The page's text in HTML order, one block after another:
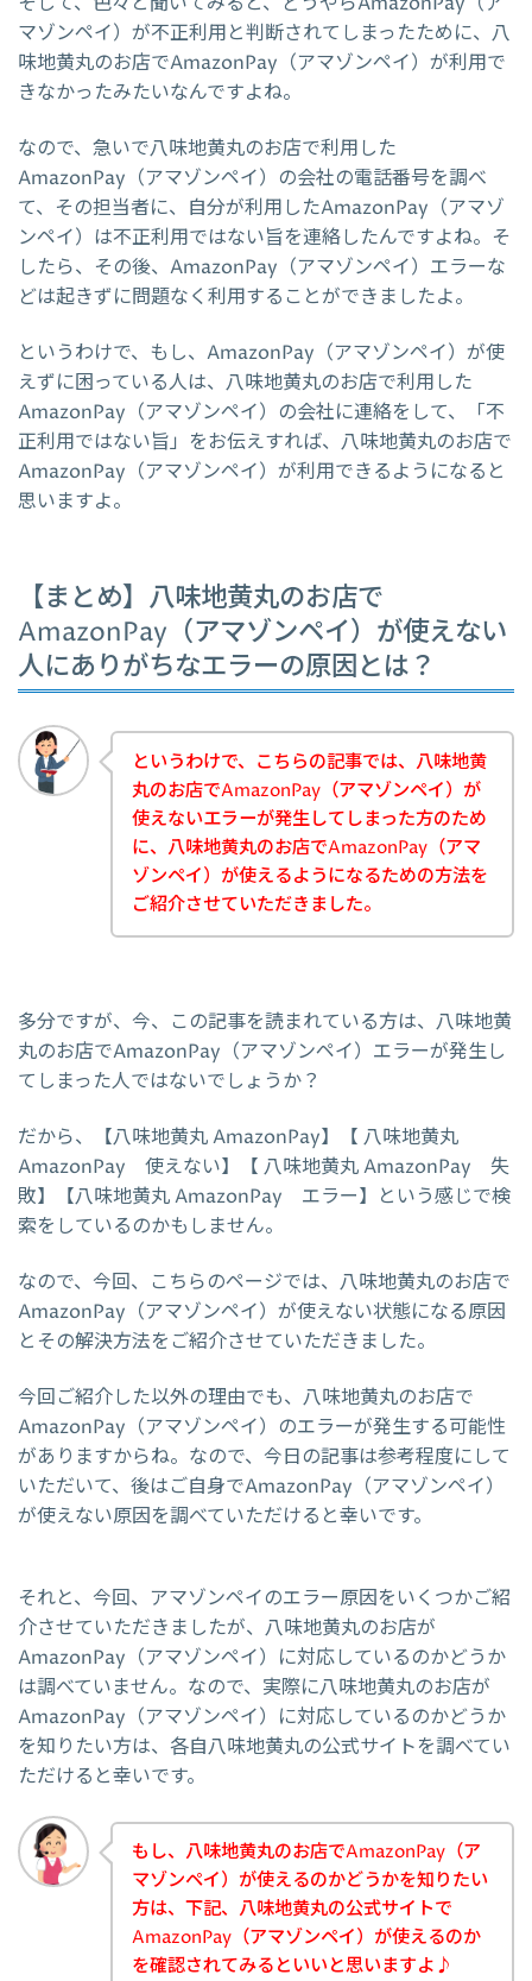
マゾンペイ）が不正利用と判断されてしまったために、八
味地黄丸のお店でAmazonPay（アマゾンペイ）が利用で
きなかったみたいなんですよね。
なので、急いで八味地黄丸のお店で利用した
AmazonPay（アマゾンペイ）の会社の電話番号を調べ
て、その担当者に、自分が利用したAmazonPay（アマゾ
ンペイ）は不正利用ではない旨を連絡したんですよね。そ
したら、その後、AmazonPay（アマゾンペイ）エラーな
どは起きずに問題なく利用することができましたよ。
というわけで、もし、AmazonPay（アマゾンペイ）が使
えずに困っている人は、八味地黄丸のお店で利用した
AmazonPay（アマゾンペイ）の会社に連絡をして、「不
正利用ではない旨」をお伝えすれば、八味地黄丸のお店で
AmazonPay（アマゾンペイ）が利用できるようになると
思いますよ。
【まとめ】八味地黄丸のお店で
AmazonPay（アマゾンペイ）が使えない
人にありがちなエラーの原因とは？
というわけで、こちらの記事では、八味地黄
丸のお店でAmazonPay（アマゾンペイ）が
使えないエラーが発生してしまった方のため
に、八味地黄丸のお店でAmazonPay（アマ
ゾンペイ）が使えるようになるための方法を
ご紹介させていただきました。
多分ですが、今、この記事を読まれている方は、八味地黄
丸のお店でAmazonPay（アマゾンペイ）エラーが発生し
てしまった人ではないでしょうか？
だから、【八味地黄丸 AmazonPay】【 八味地黄丸
AmazonPay 使えない】【 八味地黄丸 AmazonPay 失
敗】【八味地黄丸 AmazonPay エラー】という感じで検
索をしているのかもしません。
なので、今回、こちらのページでは、八味地黄丸のお店で
AmazonPay（アマゾンペイ）が使えない状態になる原因
とその解決方法をご紹介させていただきました。
今回ご紹介した以外の理由でも、八味地黄丸のお店で
AmazonPay（アマゾンペイ）のエラーが発生する可能性
がありますからね。なので、今日の記事は参考程度にして
いただいて、後はご自身でAmazonPay（アマゾンペイ）
が使えない原因を調べていただけると幸いです。
それと、今回、アマゾンペイのエラー原因をいくつかご紹
介させていただきましたが、八味地黄丸のお店が
AmazonPay（アマゾンペイ）に対応しているのかどうか
は調べていません。なので、実際に八味地黄丸のお店が
AmazonPay（アマゾンペイ）に対応しているのかどうか
を知りたい方は、各自八味地黄丸の公式サイトを調べてい
ただけると幸いです。
もし、八味地黄丸のお店でAmazonPay（ア
マゾンペイ）が使えるのかどうかを知りたい
方は、下記、八味地黄丸の公式サイトで
AmazonPay（アマゾンペイ）が使えるのか
を確認されてみるといいと思いますよ♪